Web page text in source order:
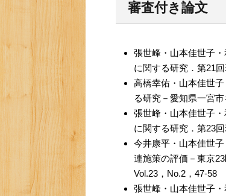
審査付き論文
張世峰・山本佳世子
に関する研究．第21
高橋幸佑・山本佳世
る研究－愛知県一宮
張世峰・山本佳世子
に関する研究．第23
今井康平・山本佳世
連施策の評価－東京
Vol.23，No.2，47-58
張世峰・山本佳世子